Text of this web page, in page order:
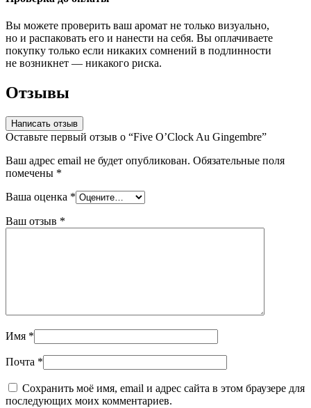
Вы можете проверить ваш аромат не только визуально,
но и распаковать его и нанести на себя. Вы оплачиваете
покупку только если никаких сомнений в подлинности
не возникнет — никакого риска.
Отзывы
Написать отзыв
Оставьте первый отзыв о “Five O’Clock Au Gingembre”
Ваш адрес email не будет опубликован. Обязательные поля
помечены *
Ваша оценка *
Ваш отзыв *
Имя *
Почта *
Сохранить моё имя, email и адрес сайта в этом браузере для
последующих моих комментариев.